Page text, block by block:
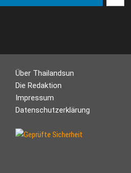
Über Thailandsun
Die Redaktion
Impressum
Datenschutzerklärung